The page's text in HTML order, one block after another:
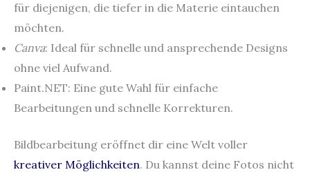
für diejenigen, die tiefer in die Materie eintauchen
möchten.
Canva: Ideal für schnelle und ansprechende Designs
ohne viel Aufwand.
Paint.NET: Eine gute Wahl für einfache
Bearbeitungen und schnelle Korrekturen.
Bildbearbeitung eröffnet dir eine Welt voller
kreativer Möglichkeiten. Du kannst deine Fotos nicht